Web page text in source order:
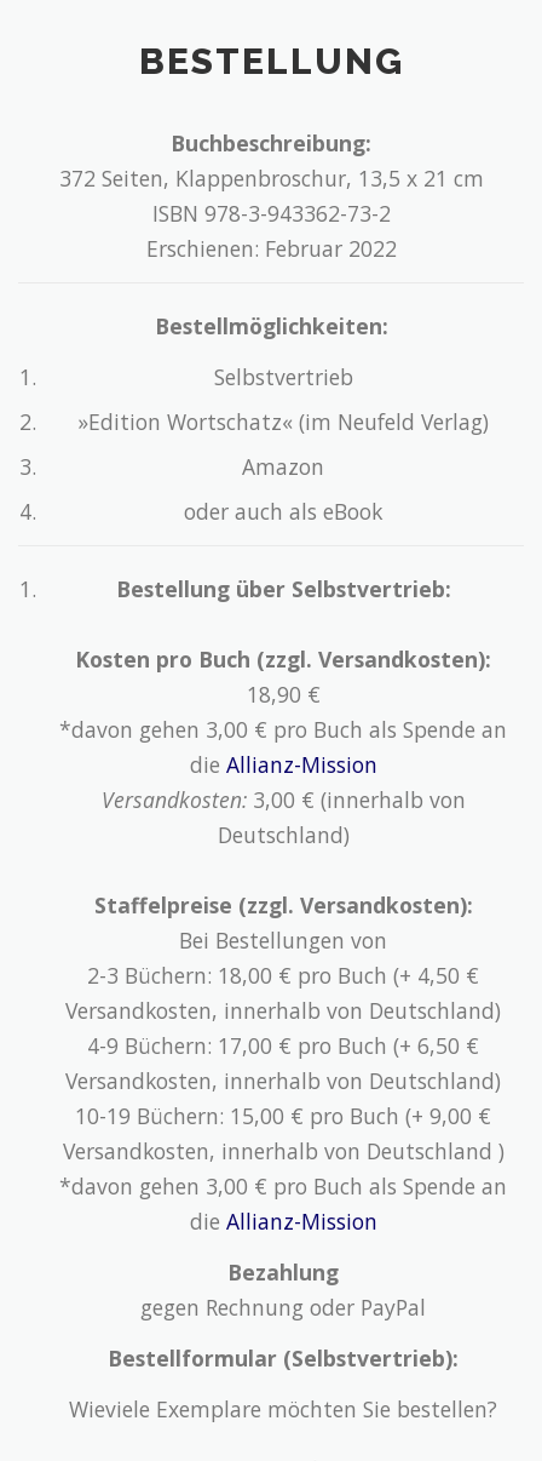
BESTELLUNG
Buchbeschreibung:
372 Seiten, Klappenbroschur, 13,5 x 21 cm
ISBN 978-3-943362-73-2
Erschienen: Februar 2022
Bestellmöglichkeiten:
Selbstvertrieb
»Edition Wortschatz« (im Neufeld Verlag)
Amazon
oder auch als eBook
Bestellung über Selbstvertrieb:
Kosten pro Buch (zzgl. Versandkosten):
18,90 €
*davon gehen 3,00 € pro Buch als Spende an
die Allianz-Mission
Versandkosten:3,00 € (innerhalb von
Deutschland)
Staffelpreise (zzgl. Versandkosten):
Bei Bestellungen von
2-3 Büchern: 18,00 € pro Buch (+ 4,50 €
Versandkosten, innerhalb von Deutschland)
4-9 Büchern: 17,00 € pro Buch (+ 6,50 €
Versandkosten, innerhalb von Deutschland)
10-19 Büchern: 15,00 € pro Buch (+ 9,00 €
Versandkosten, innerhalb von Deutschland )
*davon gehen 3,00 € pro Buch als Spende an
die Allianz-Mission
Bezahlung
gegen Rechnung oder PayPal
Bestellformular (Selbstvertrieb):
Wieviele Exemplare möchten Sie bestellen?